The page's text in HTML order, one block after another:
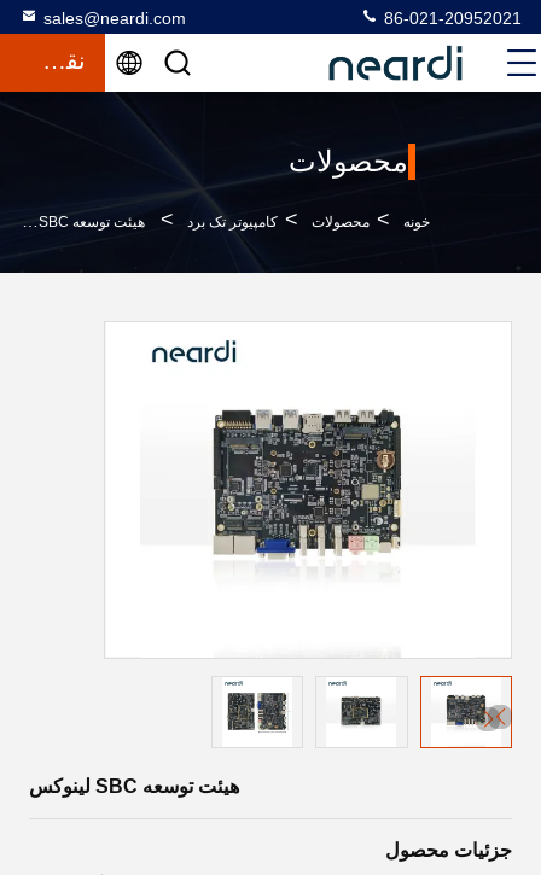
sales@neardi.com 86-021-20952021
نقل قول
محصولات
خونه > محصولات > کامپیوتر تک برد > هیئت توسعه SBC لینوکس
هیئت توسعه SBC لینوکس
جزئیات محصول